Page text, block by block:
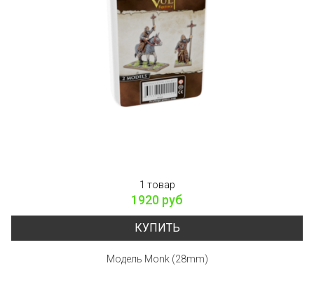
1 товар
1920 руб
КУПИТЬ
Модель Monk (28mm)